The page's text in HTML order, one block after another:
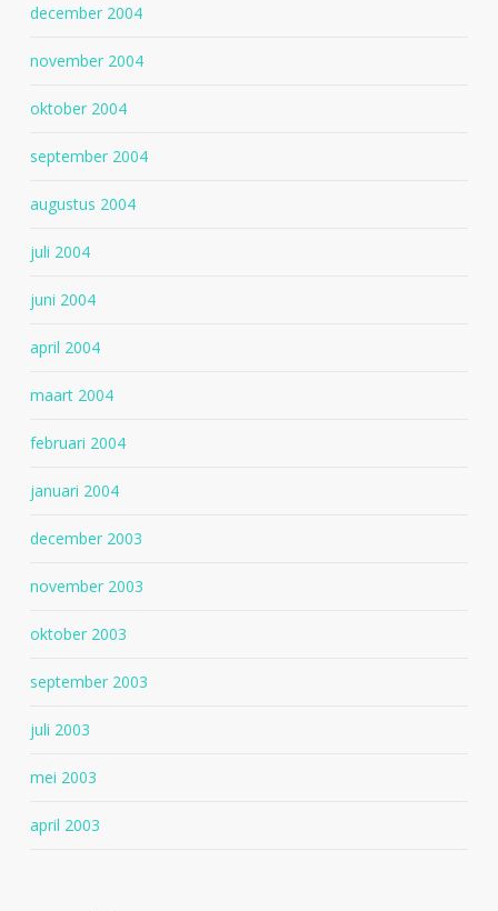
december 2004
november 2004
oktober 2004
september 2004
augustus 2004
juli 2004
juni 2004
april 2004
maart 2004
februari 2004
januari 2004
december 2003
november 2003
oktober 2003
september 2003
juli 2003
mei 2003
april 2003